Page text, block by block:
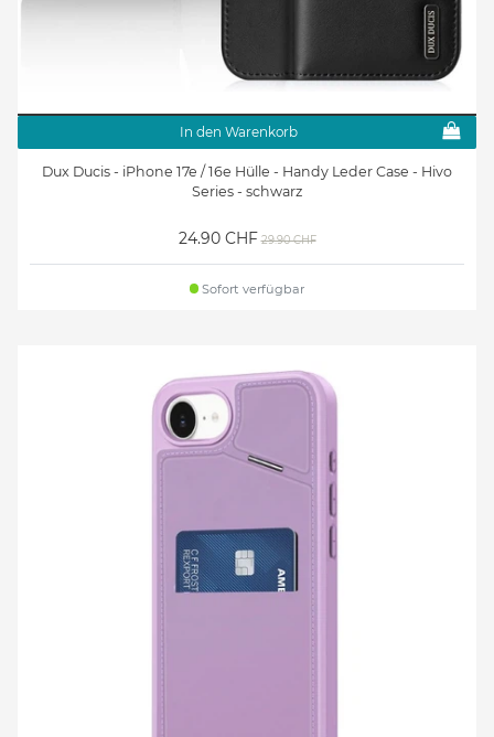
In den Warenkorb
Dux Ducis - iPhone 17e / 16e Hülle - Handy Leder Case - Hivo
Series - schwarz
24.90 CHF 29.90 CHF
Sofort verfügbar